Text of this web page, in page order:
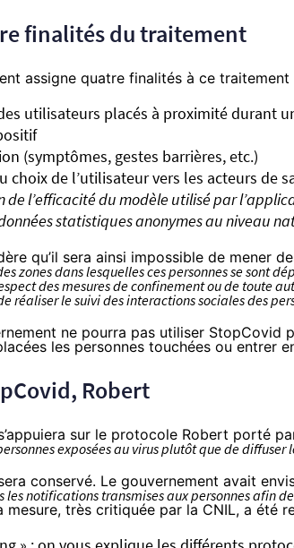
finalités du traitement
assigne quatre finalités à ce
utilisateurs placés à proximité durant
(symptômes, gestes barrières, etc.)
choix de l’utilisateur vers les acteurs de
de l’efficacité du modèle utilisé par
statistiques anonymes au niveau
qu’il sera ainsi impossible de mener
zones dans lesquelles ces personnes se sont
des mesures de confinement ou de toute
réaliser le suivi des interactions sociales des
ne pourra pas utiliser StopCovid
les personnes touchées ou entrer
Robert
sur le protocole Robert porté
exposées au virus plutôt que de
conservé. Le gouvernement avait
les notifications transmises aux personnes afin
mesure, très critiquée par la CNIL, a été